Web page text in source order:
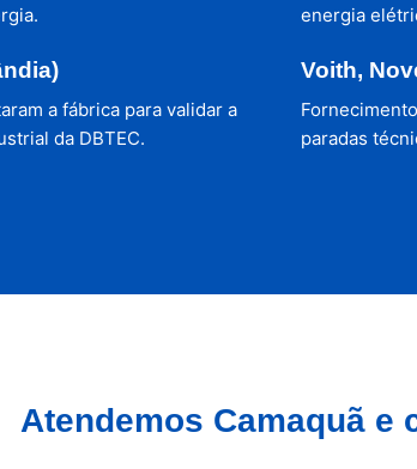
energia
a fábrica para validar a
da DBTEC.
Voith,
paradas
Atendemos Camaquã e